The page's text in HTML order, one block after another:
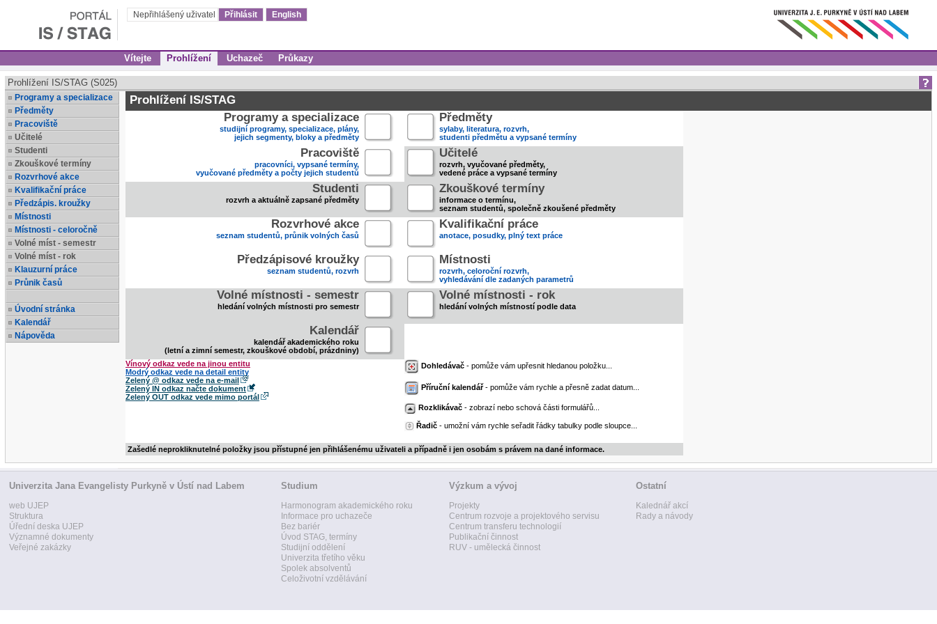
Nepřihlášený uživatel Přihlásit English
Vítejte Prohlížení Uchazeč Průkazy
Prohlížení IS/STAG (S025)
Programy a specializace
Předměty
Pracoviště
Učitelé
Studenti
Zkouškové termíny
Rozvrhové akce
Kvalifikační práce
Předzápis. kroužky
Místnosti
Místnosti - celoročně
Volné míst - semestr
Volné míst - rok
Klauzurní práce
Průnik časů
Úvodní stránka
Kalendář
Nápověda
Prohlížení IS/STAG
Programy a specializace
studijní programy, specializace, plány,
jejich segmenty, bloky a předměty
Předměty
sylaby, literatura, rozvrh,
studenti předmětu a vypsané termíny
Pracoviště
pracovníci, vypsané termíny,
vyučované předměty a počty jejich studentů
Učitelé
rozvrh, vyučované předměty,
vedené práce a vypsané termíny
Studenti
rozvrh a aktuálně zapsané předměty
Zkouškové termíny
informace o termínu,
seznam studentů, společně zkoušené předměty
Rozvrhové akce
seznam studentů, průnik volných časů
Kvalifikační práce
anotace, posudky, plný text práce
Předzápisové kroužky
seznam studentů, rozvrh
Místnosti
rozvrh, celoroční rozvrh,
vyhledávání dle zadaných parametrů
Volné místnosti - semestr
hledání volných místnosti pro semestr
Volné místnosti - rok
hledání volných místností podle data
Kalendář
kalendář akademického roku
(letní a zimní semestr, zkouškové období, prázdniny)
Vínový odkaz vede na jinou entitu
Modrý odkaz vede na detail entity
Zelený @ odkaz vede na e-mail
Zelený IN odkaz načte dokument
Zelený OUT odkaz vede mimo portál
Dohledávač - pomůže vám upřesnit hledanou položku...
Příruční kalendář- pomůže vám rychle a přesně zadat datum...
Rozklikávač - zobrazí nebo schová části formulářů...
Řadič - umožní vám rychle seřadit řádky tabulky podle sloupce...
Zašedlé neprokliknutelné položky jsou přístupné jen přihlášenému uživateli a případně i jen osobám s právem na dané informace.
Univerzita Jana Evangelisty Purkyně v Ústí nad Labem
web UJEP
Struktura
Úřední deska UJEP
Významné dokumenty
Veřejné zakázky
Studium
Harmonogram akademického roku
Informace pro uchazeče
Bez bariér
Úvod STAG, termíny
Studijní oddělení
Univerzita třetího věku
Spolek absolventů
Celoživotní vzdělávání
Výzkum a vývoj
Projekty
Centrum rozvoje a projektového servisu
Centrum transferu technologií
Publikační činnost
RUV - umělecká činnost
Ostatní
Kalednář akcí
Rady a návody